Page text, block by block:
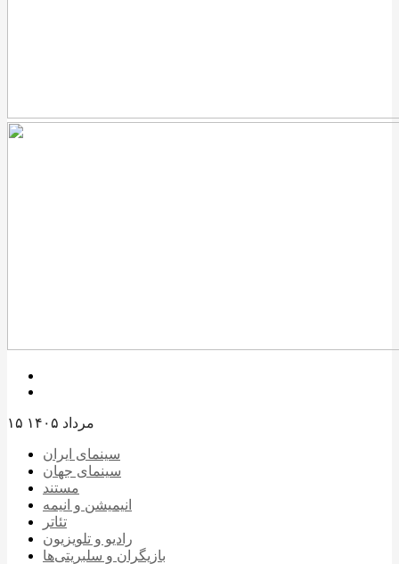
۱۵ مرداد ۱۴۰۵
سینمای ایران
سینمای جهان
مستند
انیمیشن و انیمه
تئاتر
رادیو و تلویزیون
بازیگران و سلبریتی‌ها